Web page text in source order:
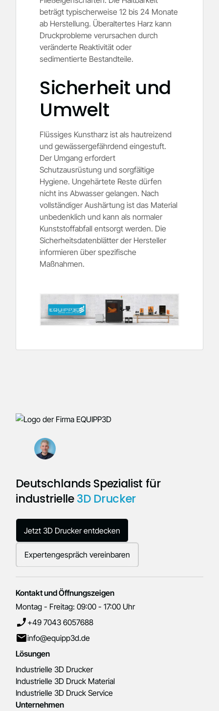
beträgt typischerweise 12 bis 24 Monate
ab Herstellung. Überaltertes Harz kann
Druckprobleme verursachen durch
veränderte Reaktivität oder
sedimentierte Bestandteile.
Sicherheit und
Umwelt
Flüssiges Kunstharz ist als hautreizend
und gewässergefährdend eingestuft.
Der Umgang erfordert
Schutzausrüstung und sorgfältige
Hygiene. Ungehärtete Reste dürfen
nicht ins Abwasser gelangen. Nach
vollständiger Aushärtung ist das Material
unbedenklich und kann als normaler
Kunststoffabfall entsorgt werden. Die
Sicherheitsdatenblätter der Hersteller
informieren über spezifische
Maßnahmen.
Deutschlands Spezialist für
industrielle3D Drucker
Jetzt 3D Drucker entdecken
Expertengespräch vereinbaren
Kontakt und Öffnungszeigen
Montag - Freitag: 09:00 - 17:00 Uhr
+49 7043 6057688
info@equipp3d.de
Lösungen
Industrielle 3D Drucker
Industrielle 3D Druck Material
Industrielle 3D Druck Service
Unternehmen